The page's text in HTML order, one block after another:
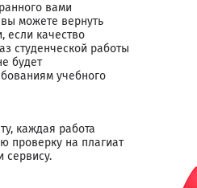
вами
можете вернуть
если качество
студенческой работы
будет
учебного
каждая работа
проверку на плагиат
сервису.